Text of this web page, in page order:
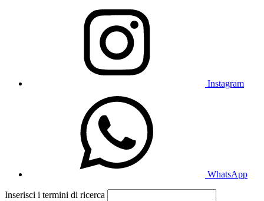
Instagram
WhatsApp
Inserisci i termini di ricerca